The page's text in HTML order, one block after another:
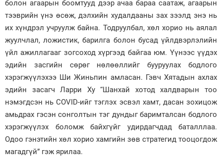
болон агаарын боомтууд дээр ачаа бараа саатаж, агаарын
тээврийн үнэ өсөж, дэлхийн худалдааны зах зээлд энэ нь
их хүндрэл учруулж байна. Тодруулбал, хөл хорио нь аялал
жуулчлал, ложистик, барилга болон бусад үйлдвэрлэлийн
үйл ажиллагааг зогсоход хүргээд байгаа юм. Үүнээс үүдэх
эдийн засгийн сөрөг нөлөөллийг бууруулах бодлого
хэрэгжүүлэхээ Ши Жиньпин амласан. Гэвч Хятадын ахлах
эдийн засагч Ларри Ху “Шанхай хотод халдварын тоо
нэмэгдсэн нь COVID-ийг тэглэх эсвэл хамт, дасан зохицож
амьдрах гэсэн сонголтын тэг дундыг баримталсан бодлого
хэрэгжүүлэх боломж байхгүйг удирдагчдад баталллаа.
Одоо гэнэтийн хөл хорио хамгийн зөв стратегид тооцогдож
магадгүй” гэж ярилаа.